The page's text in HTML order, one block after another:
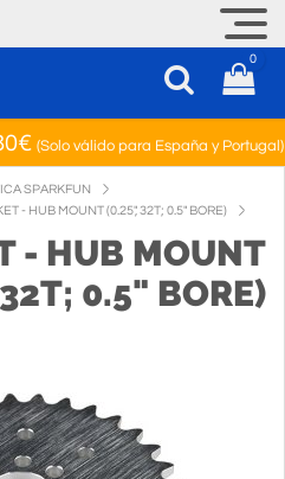
0
(Solo válido para España y Portugal)
SPARKFUN
- HUB MOUNT (0.25", 32T; 0.5" BORE)
- HUB MOUNT
0.5" BORE)